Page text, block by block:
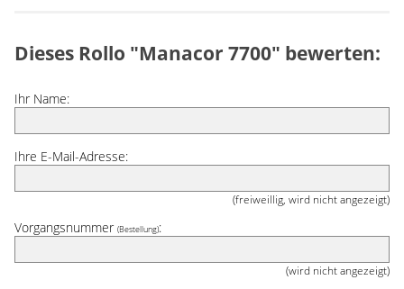
Dieses Rollo "Manacor 7700" bewerten:
Ihr Name:
Ihre E-Mail-Adresse:
(freiweillig, wird nicht angezeigt)
Vorgangsnummer (Bestellung):
(wird nicht angezeigt)